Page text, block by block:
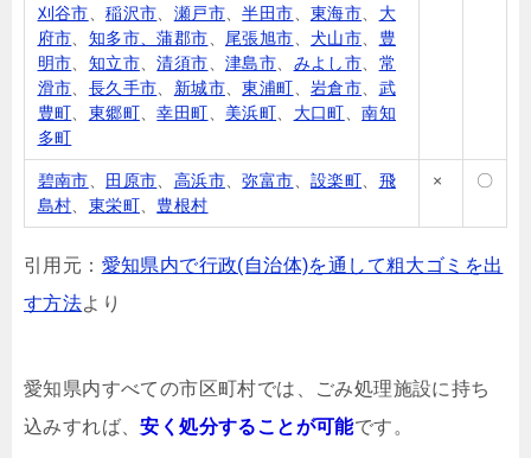
刈谷市 、稲沢市 瀬戸市、半田市 東海市
大
府市
知多市、蒲郡市 尾張旭市 犬山市
豊
明市
知立市、清須市 津島市 みよし市
常
滑市
長久手市 新城市、東浦町 岩倉市
武
豊町
東郷町、幸田町 美浜町 大口町 、南知
多町
碧南市 田原市 高浜市、弥富市 設楽町
飛
島村
東栄町、 豊根村
× 〇
引用元： 愛知県内で行政(自治体)を通して粗大ゴミを出
す方法より
愛知県内すべての市区町村では、ごみ処理施設に持ち
込みすれば、安く処分することが可能です。